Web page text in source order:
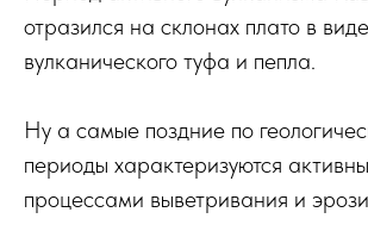
отразился на склонах плато в
вулканического туфа и пепла.
Ну а самые поздние по
периоды характеризуются
процессами выветривания и